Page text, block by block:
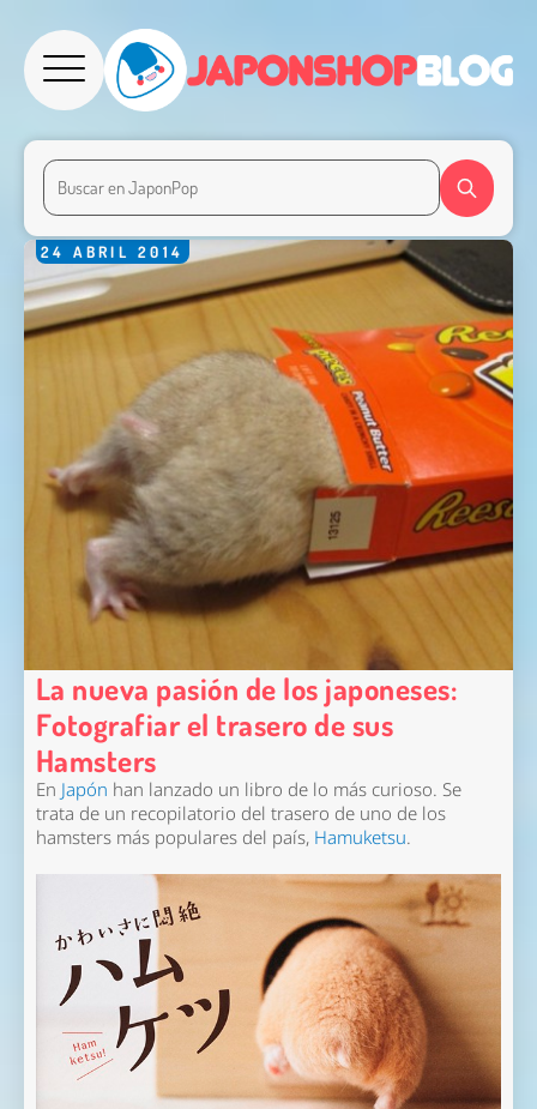
24 ABRIL 2014
La nueva pasión de los japoneses:
Fotografiar el trasero de sus
Hamsters
En Japón han lanzado un libro de lo más curioso. Se
trata de un recopilatorio del trasero de uno de los
hamsters más populares del país, Hamuketsu.